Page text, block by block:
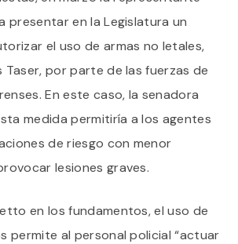
presentar en la Legislatura un
el uso de armas no letales,
por parte de las fuerzas de
En este caso, la senadora
medida permitiría a los agentes
de riesgo con menor
lesiones graves.
en los fundamentos, el uso de
permite al personal policial “actuar